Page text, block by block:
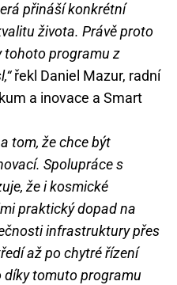
přináší konkrétní
života. Právě proto
tohoto programu z
řekl Daniel Mazur, radní
a inovace a Smart
tom, že chce být
Spolupráce s
že i kosmické
praktický dopad na
infrastruktury přes
až po chytré řízení
díky tomuto programu